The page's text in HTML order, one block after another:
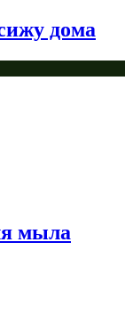
дома
мыла